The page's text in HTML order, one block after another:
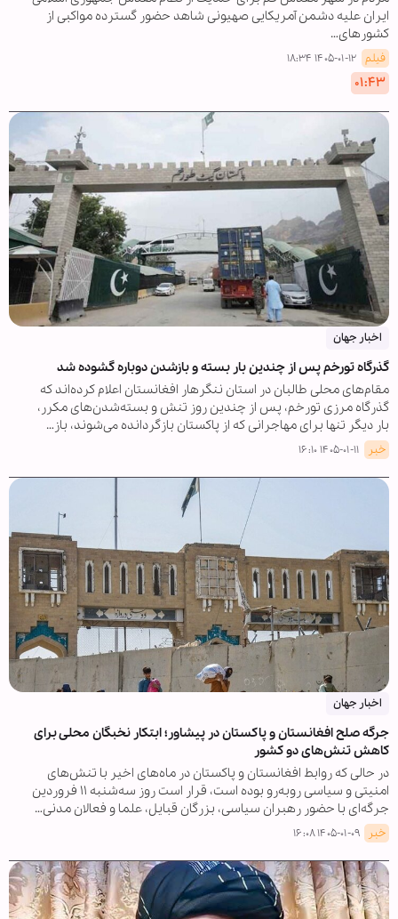
ایران علیه دشمن آمریکایی صهیونی شاهد حضور گسترده مواکبی از
کشورهای…
فیلم ۱۴۰۵-۰۱-۱۲ ۱۸:۳۴
۰۱:۴۳
اخبار جهان
گذرگاه تورخم پس از چندین بار بسته و بازشدن دوباره گشوده شد
مقام‌های محلی طالبان در استان ننگرهار افغانستان اعلام کرده‌اند که
گذرگاه مرزی تورخم، پس از چندین روز تنش و بسته‌شدن‌های مکرر،
بار دیگر تنها برای مهاجرانی که از پاکستان بازگردانده می‌شوند، باز…
خبر ۱۴۰۵-۰۱-۱۱ ۱۶:۱۰
اخبار جهان
جرگه صلح افغانستان و پاکستان در پیشاور؛ ابتکار نخبگان محلی برای
کاهش تنش‌های دو کشور
در حالی که روابط افغانستان و پاکستان در ماه‌های اخیر با تنش‌های
امنیتی و سیاسی روبه‌رو بوده است، قرار است روز سه‌شنبه ۱۱ فروردین
جرگه‌ای با حضور رهبران سیاسی، بزرگان قبایل، علما و فعالان مدنی…
خبر ۱۴۰۵-۰۱-۰۹ ۱۶:۰۸